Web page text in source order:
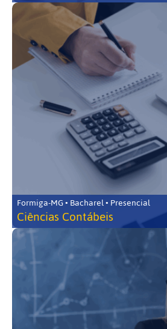
Formiga-MG • Bacharel • Presencial
Ciências Contábeis